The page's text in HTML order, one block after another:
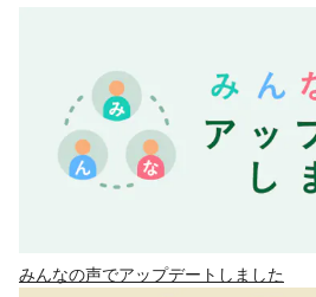
みんなの声でアップデートしました